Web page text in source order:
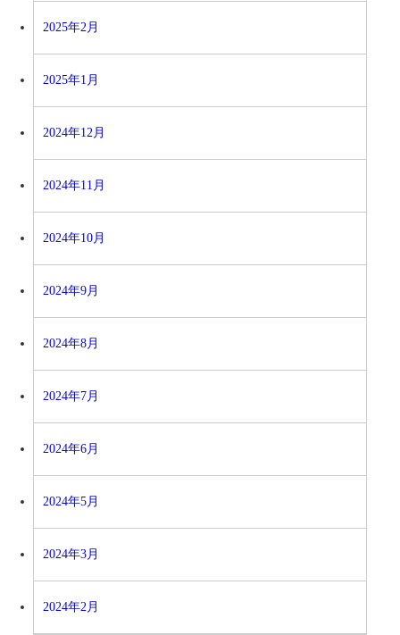
2025年2月
2025年1月
2024年12月
2024年11月
2024年10月
2024年9月
2024年8月
2024年7月
2024年6月
2024年5月
2024年3月
2024年2月